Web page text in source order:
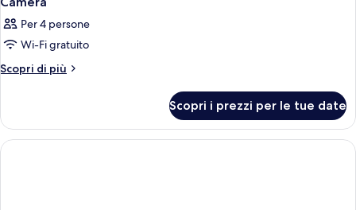
Per 4 persone
Wi-Fi gratuito
Scopri di più
Altri
Scopri i prezzi per le tue date